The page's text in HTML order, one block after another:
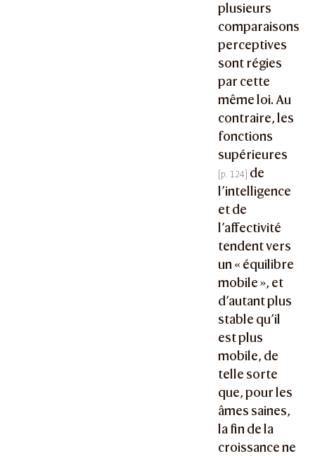
plusieurs
comparaisons
perceptives
sont régies
par cette
même loi. Au
contraire, les
fonctions
supérieures
de
l’intelligence
et de
l’affectivité
tendent vers
un « équilibre
mobile », et
d’autant plus
stable qu’il
est plus
mobile, de
telle sorte
que, pour les
âmes saines,
la fin de la
croissance ne